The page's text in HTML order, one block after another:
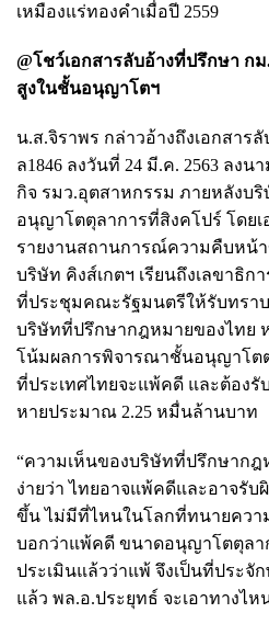
เหมืองแร่ทองคำเมื่อปี 2559
@โชว์เอกสารลับอ้างที่ปรึกษา
สูงในชั้นอนุญาโตฯ
น.ส.จิราพร กล่าวอ้างถึงเอกสาร
ล1846 ลงวันที่ 24 มี.ค. 2563 ลงน
กิจ รมว.อุตสาหกรรม ภายหลังบ
อนุญาโตตุลาการที่สิงคโปร์ โดยเ
รายงานสถานการณ์ความคืบหน้
บริษัท คิงส์เกตฯ เรียนถึงเลขาธิ
ที่ประชุมคณะรัฐมนตรีให้รับทราบ
บริษัทที่ปรึกษากฎหมายของไทย
โน้มผลการพิจารณาชั้นอนุญาโต
ที่ประเทศไทยจะแพ้คดี และต้อง
หายประมาณ 2.25 หมื่นล้านบาท
“ความเห็นของบริษัทที่ปรึกษากฎ
ง่ายว่า ไทยอาจแพ้คดีและอาจรับ
ขึ้น ไม่มีที่ไหนในโลกที่ทนายควา
บอกว่าแพ้คดี ขนาดอนุญาโตตุลา
ประเมินแล้วว่าแพ้ จึงเป็นที่ประจั
แล้ว พล.อ.ประยุทธ์ จะเอาทางไ